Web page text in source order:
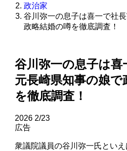
政治家
谷川弥一の息子は喜一で社
政略結婚の噂を徹底調査！
谷川弥一の息子は喜
元長崎県知事の娘で
を徹底調査！
2026 2/23
広告
衆議院議員の谷川弥一氏とい